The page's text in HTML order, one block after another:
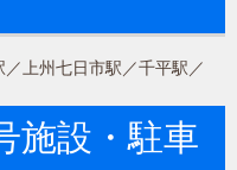
上州七日市駅／千平駅／
施設・駐車